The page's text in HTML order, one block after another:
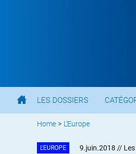
LES DOSSIERS
Home > L'Europe
L'EUROPE 9.juin.2018 //